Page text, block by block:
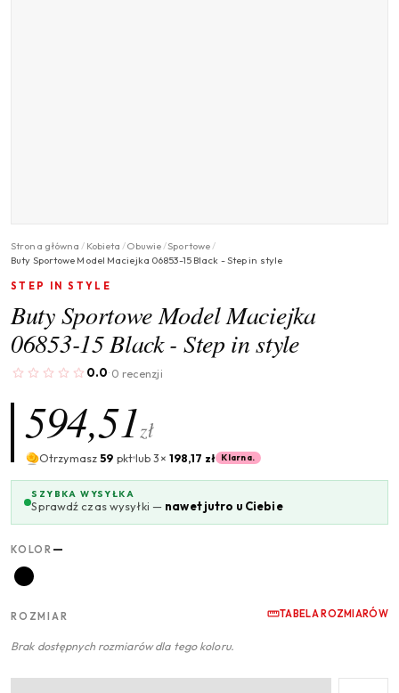
Strona główna / Kobieta /Obuwie/Sportowe/
Buty Sportowe Model Maciejka 06853-15 Black - Step in style
STEP IN STYLE
Buty Sportowe Model Maciejka
06853-15 Black - Step in style
0.0· 0 recenzji
594,51zł
Otrzymasz59 pktlub 3× 198,17 zł Klarna.
SZYBKA WYSYŁKA
Sprawdź czas wysyłki — nawet jutro u Ciebie
KOLOR —
ROZMIAR TABELA ROZMIARÓW
Brak dostępnych rozmiarów dla tego koloru.